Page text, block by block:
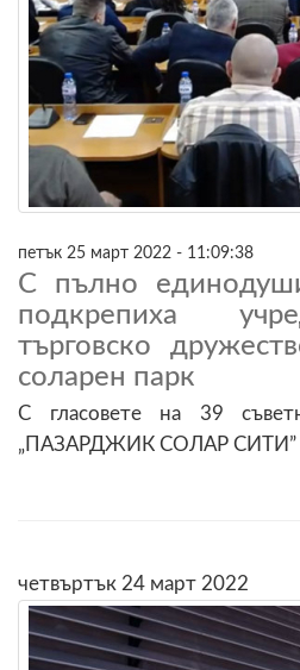
петък 25 март 2022 - 11:09:38
С пълно
подкрепиха
търговско
соларен парк
С гласовете на 39
„ПАЗАРДЖИК СОЛАР
четвъртък 24 март 2022